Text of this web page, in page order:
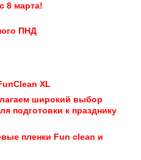
8 марта!
ПНД
XL
широкий выбор
подготовки к празднику
пленки Fun clean и